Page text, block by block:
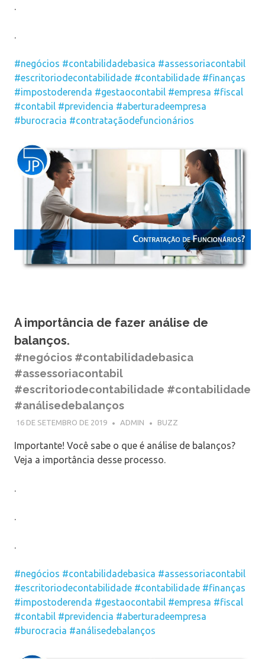
.
.
#negócios #contabilidadebasica #assessoriacontabil
#escritoriodecontabilidade #contabilidade #finanças
#impostoderenda #gestaocontabil #empresa #fiscal
#contabil #previdencia #aberturadeempresa
#burocracia #contrataçãodefuncionários
A importância de fazer análise de
balanços.
#negócios #contabilidadebasica
#assessoriacontabil
#escritoriodecontabilidade #contabilidade
#análisedebalanços
16 DE SETEMBRO DE 2019 ADMIN BUZZ
Importante! Você sabe o que é análise de balanços?
Veja a importância desse processo.
#negócios #contabilidadebasica #assessoriacontabil
#escritoriodecontabilidade #contabilidade #finanças
#impostoderenda #gestaocontabil #empresa #fiscal
#contabil #previdencia #aberturadeempresa
#burocracia #análisedebalanços